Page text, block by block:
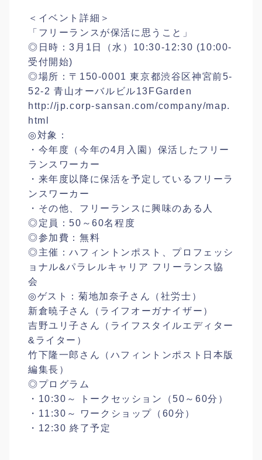
＜イベント詳細＞
「フリーランスが保活に思うこと」
◎日時：3月1日（水）10:30-12:30 (10:00-
受付開始)
◎場所：〒150-0001 東京都渋谷区神宮前5-
52-2 青山オーバルビル13FGarden
http://jp.corp-sansan.com/company/map.
html
◎対象：
・今年度（今年の4月入園）保活したフリー
ランスワーカー
・来年度以降に保活を予定しているフリーラ
ンスワーカー
・その他、フリーランスに興味のある人
◎定員：50～60名程度
◎参加費：無料
◎主催：ハフィントンポスト、プロフェッシ
ョナル&パラレルキャリア フリーランス協
会
◎ゲスト：菊地加奈子さん（社労士）
新倉暁子さん（ライフオーガナイザー）
吉野ユリ子さん（ライフスタイルエディター
&ライター）
竹下隆一郎さん（ハフィントンポスト日本版
編集長）
◎プログラム
・10:30～ トークセッション（50～60分）
・11:30～ ワークショップ（60分）
・12:30 終了予定